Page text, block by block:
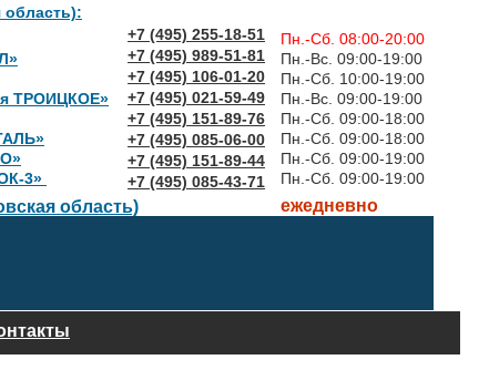
ТРОИЦКОЕ»
3»
область)
+7 (495) 255-18-51
+7 (495) 989-51-81
+7 (495) 106-01-20
+7 (495) 021-59-49
+7 (495) 151-89-76
+7 (495) 085-06-00
+7 (495) 151-89-44
+7 (495) 085-43-71
Пн.-Сб. 08:00-20:00
Пн.-Вс. 09:00-19:00
Пн.-Сб. 10:00-19:00
Пн.-Вс. 09:00-19:00
Пн.-Сб. 09:00-18:00
Пн.-Сб. 09:00-18:00
Пн.-Сб. 09:00-19:00
Пн.-Сб. 09:00-19:00
ежедневно